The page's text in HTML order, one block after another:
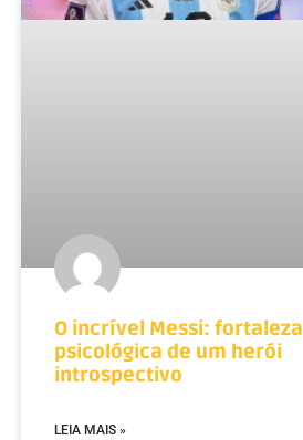
O incrível Messi: fortaleza
psicológica de um herói
introspectivo
LEIA MAIS »